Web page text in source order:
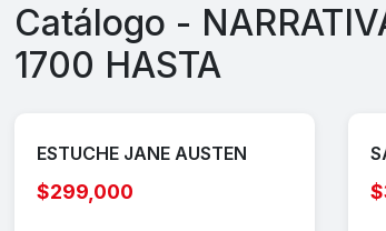
Catálogo -
1700 HASTA
ESTUCHE JANE AUSTEN
$299,000